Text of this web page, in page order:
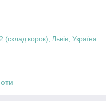
корок), Львів, Україна